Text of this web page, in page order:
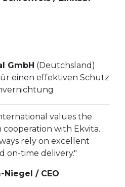
GmbH (Deutchsland)
einen effektiven Schutz
values the
cooperation with Ekvita.
rely on excellent
on-time delivery."
Niegel / CEO